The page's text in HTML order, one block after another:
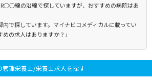
線の沿線で探していますが、おすすめの病院はあ
内で探しています。マイナビコメディカルに載ってい
求人はありますか？」
管理栄養士/栄養士求人を探す